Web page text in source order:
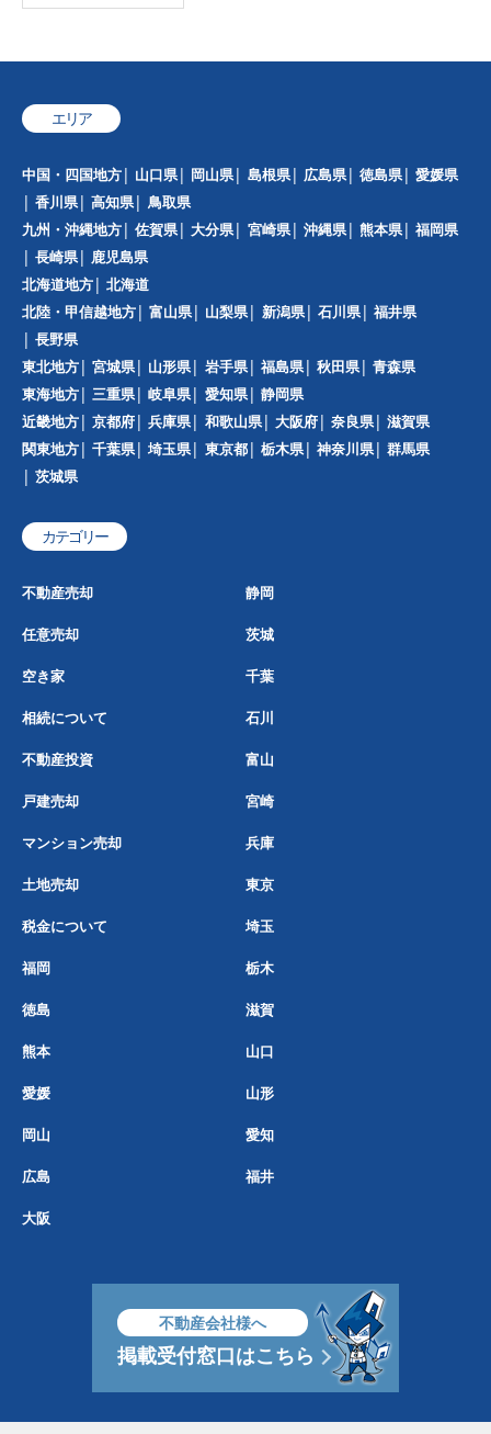
エリア
中国・四国地方 山口県 岡山県 島根県 広島県 徳島県
愛媛県
香川県
高知県
鳥取県
九州・沖縄地方
佐賀県 大分県 宮崎県 沖縄県 熊本県
福岡県
長崎県
鹿児島県
北海道地方
北海道
北陸・甲信越地方
富山県 山梨県 新潟県 石川県
福井県
長野県
東北地方
宮城県 山形県 岩手県 福島県 秋田県
青森県
東海地方
三重県 岐阜県 愛知県
静岡県
近畿地方
京都府 兵庫県 和歌山県 大阪府 奈良県
滋賀県
関東地方
千葉県 埼玉県 東京都 栃木県 神奈川県
群馬県
茨城県
カテゴリー
不動産売却 静岡
任意売却 茨城
空き家 千葉
相続について 石川
不動産投資 富山
戸建売却 宮崎
マンション売却 兵庫
土地売却 東京
税金について 埼玉
福岡 栃木
徳島 滋賀
熊本 山口
愛媛 山形
岡山 愛知
広島 福井
大阪
不動産会社様へ
掲載受付窓口はこちら